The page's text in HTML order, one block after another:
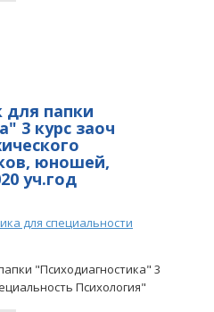
для папки
3 курс заоч
юношей,
уч.год
для специальности
"Психодиагностика" 3
Психология"